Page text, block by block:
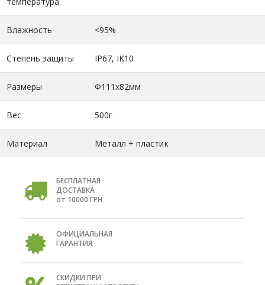
Влажность <95%
Степень защиты IP67, IK10
Размеры Φ111х82мм
Вес 500г
Материал Металл + пластик
БЕСПЛАТНАЯ
ДОСТАВКА
от 10000 ГРН
ОФИЦИАЛЬНАЯ
ГАРАНТИЯ
СКИДКИ ПРИ